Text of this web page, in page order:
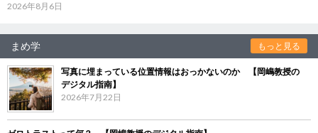
2026年8月6日
まめ学 もっと見る
写真に埋まっている位置情報はおっかないのか 【岡嶋教授の
デジタル指南】
2026年7月22日